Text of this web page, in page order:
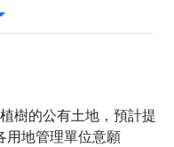
樹的公有土地，預計提
用地管理單位意願